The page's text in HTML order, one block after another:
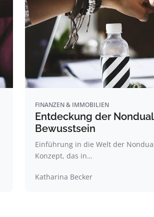
FINANZEN & IMMOBILIEN
Entdeckung der
Bewusstsein
Einführung in die Welt der
Konzept, das in…
Katharina Becker